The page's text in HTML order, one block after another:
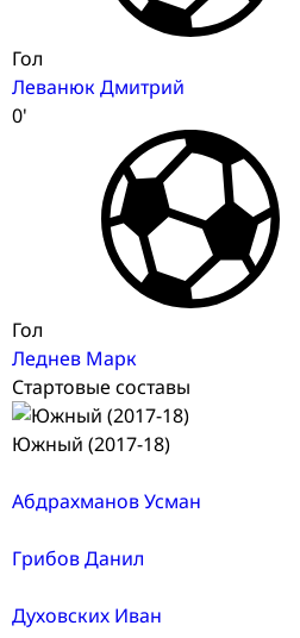
Гол
Леванюк Дмитрий
0'
Гол
Леднев Марк
Стартовые составы
Южный (2017-18)
Абдрахманов Усман
Грибов Данил
Духовских Иван